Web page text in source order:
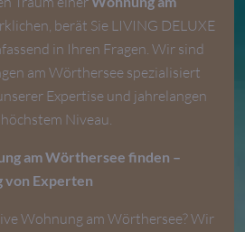
berät Sie LIVING DELUXE
in Ihren Fragen. Wir sind
am Wörthersee spezialisiert
Expertise und jahrelangen
Niveau.
am Wörthersee finden –
von Experten
Wohnung am Wörthersee? Wir